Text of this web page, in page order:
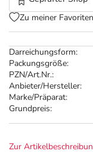
Darreichungsform:
Packungsgröße:
PZN/Art.Nr.:
Anbieter/Hersteller:
Marke/Präparat:
Grundpreis:
Zu meiner
Zur